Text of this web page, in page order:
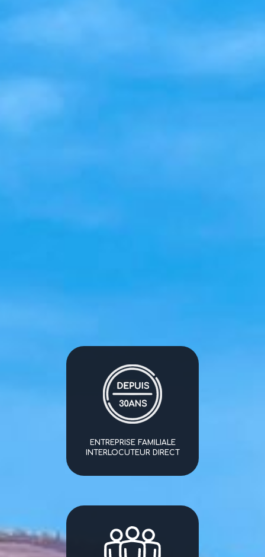
ENTREPRISE FAMILIALE
INTERLOCUTEUR DIRECT